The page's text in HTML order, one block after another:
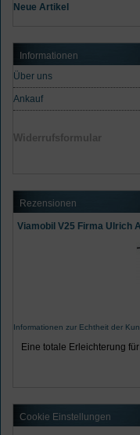
Neue Artikel
Informationen
Über uns
Ankauf
Widerrufsformular
Rezensionen
Viamobil V25 Firma Ulrich
Informationen zur Echtheit der
Eine totale Erleichterung
Cookie Einstellungen